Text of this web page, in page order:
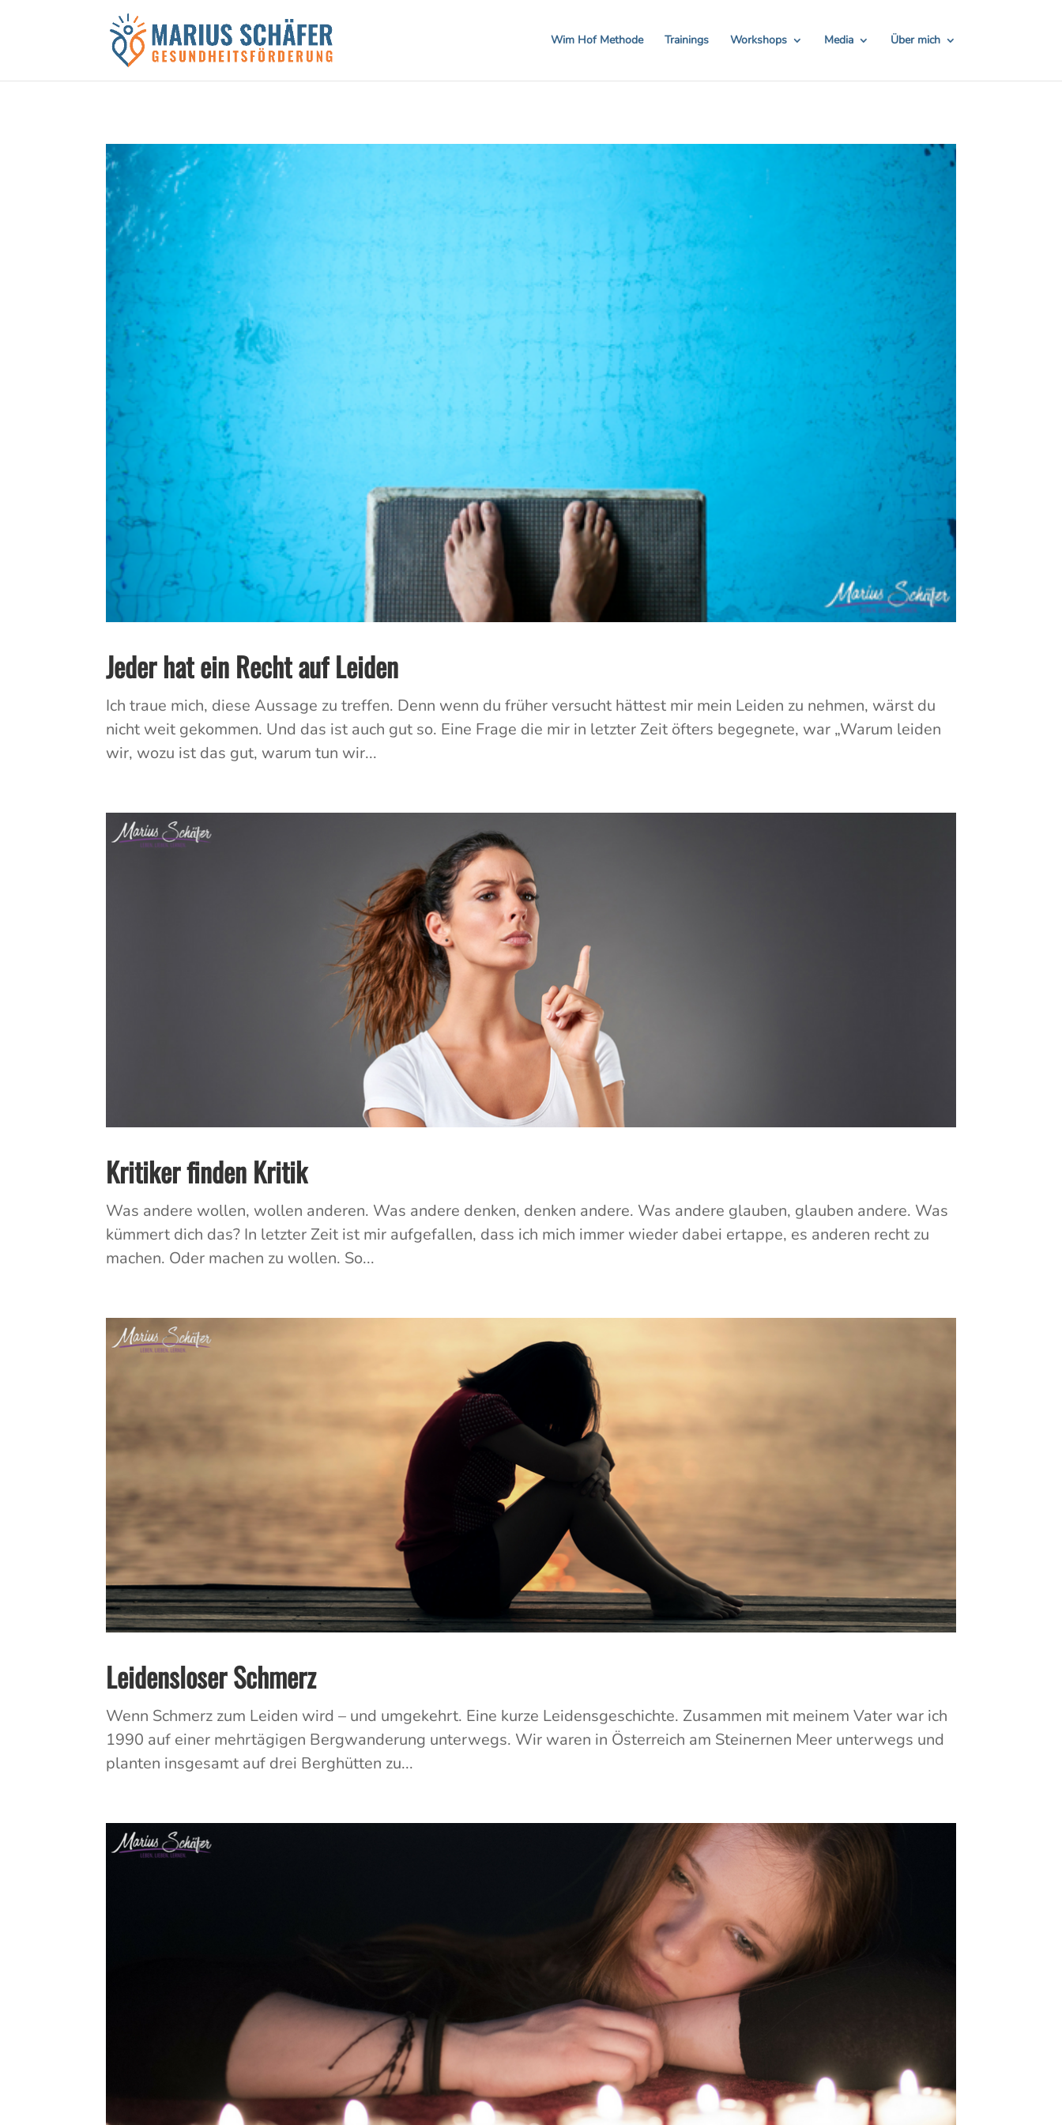
Black Friday Sale! 20% auf Workshops und Gutscheine! CODE: BREATH24
Wim Hof Methode Trainings Workshops Media Über mich
Jeder hat ein Recht auf Leiden
Ich traue mich, diese Aussage zu treffen. Denn wenn du früher versucht hättest mir mein Leiden zu nehmen, wärst du
nicht weit gekommen. Und das ist auch gut so. Eine Frage die mir in letzter Zeit öfters begegnete, war „Warum leiden
wir, wozu ist das gut, warum tun wir...
Kritiker finden Kritik
Was andere wollen, wollen anderen. Was andere denken, denken andere. Was andere glauben, glauben andere. Was
kümmert dich das? In letzter Zeit ist mir aufgefallen, dass ich mich immer wieder dabei ertappe, es anderen recht zu
machen. Oder machen zu wollen. So...
Leidensloser Schmerz
Wenn Schmerz zum Leiden wird – und umgekehrt. Eine kurze Leidensgeschichte. Zusammen mit meinem Vater war ich
1990 auf einer mehrtägigen Bergwanderung unterwegs. Wir waren in Österreich am Steinernen Meer unterwegs und
planten insgesamt auf drei Berghütten zu...